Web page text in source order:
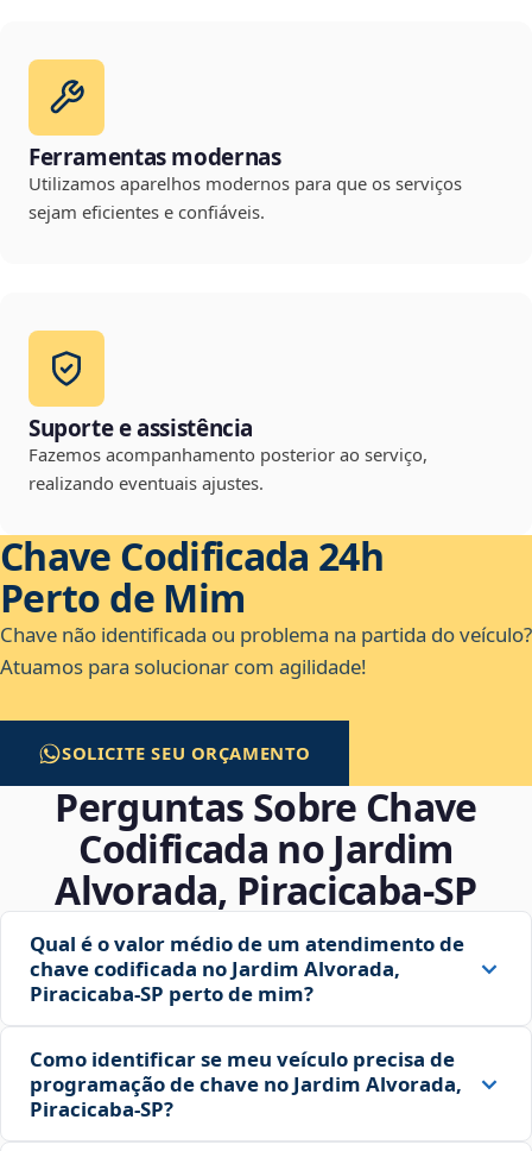
Ferramentas modernas
Utilizamos aparelhos modernos para que os serviços
sejam eficientes e confiáveis.
Suporte e assistência
Fazemos acompanhamento posterior ao serviço,
realizando eventuais ajustes.
Chave Codificada 24h
Perto de Mim
Chave não identificada ou problema na partida do veículo?
Atuamos para solucionar com agilidade!
SOLICITE SEU ORÇAMENTO
Perguntas Sobre Chave
Codificada no Jardim
Alvorada, Piracicaba‑SP
Qual é o valor médio de um atendimento de
chave codificada no Jardim Alvorada,
Piracicaba‑SP perto de mim?
Como identificar se meu veículo precisa de
programação de chave no Jardim Alvorada,
Piracicaba‑SP?